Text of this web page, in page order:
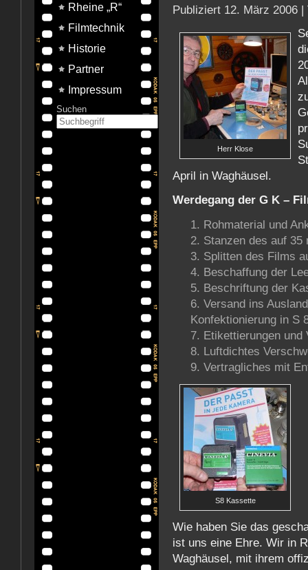
Rheine „R“
Filmtechnik
Historie
Partner
Impressum
Suchen
Publiziert 12. März 2006 |
Herr Klose
April in Waghäusel.
Werdegang der G K –
Rohmaterial und
Stanzen des auf 35
Splitten des Films
Beschaffung der
Beschriftung der
Versand ins
Konfektionierung in S
Etikettierungen und
Luftdichtes
Vertragliches mit
S8 Kassette
Wie haben Sie das
ist uns eine Ehre. Wir in
Waghäusel, mit ihrem